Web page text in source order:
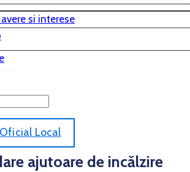
si interese
Local
ajutoare de incălzire